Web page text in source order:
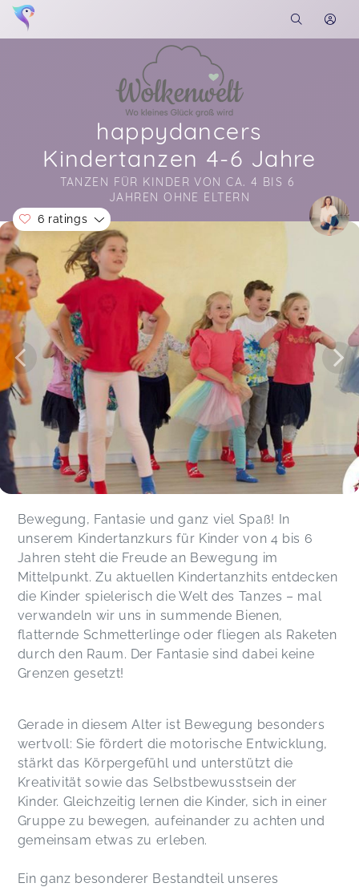
happydancers
Kindertanzen 4-6 Jahre
TANZEN FÜR KINDER VON CA. 4 BIS 6
JAHREN OHNE ELTERN
Soon you will learn more about me here...
6 ratings
Es war sehr schön, die Kinder hatten sooo viel
Spaß und freuen sich auf die Fortsetzung ❤️
Wunderschönes Konzept das die Kinder einfach
nur glücklich macht
Stephanie, Jul 07
Der Happy Dancers-Kurs war der erste Kurs, den
meine Tochter ganz allein besucht hat – und es
war für sie eine wunderbare Erfahrung! Katharina
geht unglaublich liebevoll mit den Kindern um
und setzt die Lieder mit viel Kreativität und
Einblick in das Programm bekommen, was mir
große Freude bereitet hat. Meine Tochter war so
stolz, mir ihre Tänze zeigen zu können! Eine
absolute Empfehlung! Katharina, von Herzen
danke! ❤️
Sonja, Feb 27
In dem Kurs wurde nicht nur getanzt, sondern
auch für die Tänze gebastelt. Meine Tochter
Özge,
War alles super ! 😊 Wir freuen uns schon den
Geburtstag bei und mit dir zu feiern 🥳
Kyra,Oct 17
Bewegung, Fantasie und ganz viel Spaß! In
unserem Kindertanzkurs für Kinder von 4 bis 6
Jahren steht die Freude an Bewegung im
Mittelpunkt. Zu aktuellen Kindertanzhits entdecken
die Kinder spielerisch die Welt des Tanzes – mal
verwandeln wir uns in summende Bienen,
flatternde Schmetterlinge oder fliegen als Raketen
durch den Raum. Der Fantasie sind dabei keine
Grenzen gesetzt!
Gerade in diesem Alter ist Bewegung besonders
wertvoll: Sie fördert die motorische Entwicklung,
stärkt das Körpergefühl und unterstützt die
Kreativität sowie das Selbstbewusstsein der
Kinder. Gleichzeitig lernen die Kinder, sich in einer
Gruppe zu bewegen, aufeinander zu achten und
gemeinsam etwas zu erleben.
Ein ganz besonderer Bestandteil unseres